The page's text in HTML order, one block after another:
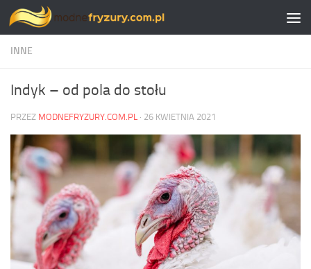
Skip to content
INNE
Indyk – od pola do stołu
PRZEZ MODNEFRYZURY.COM.PL · 26 KWIETNIA 2021